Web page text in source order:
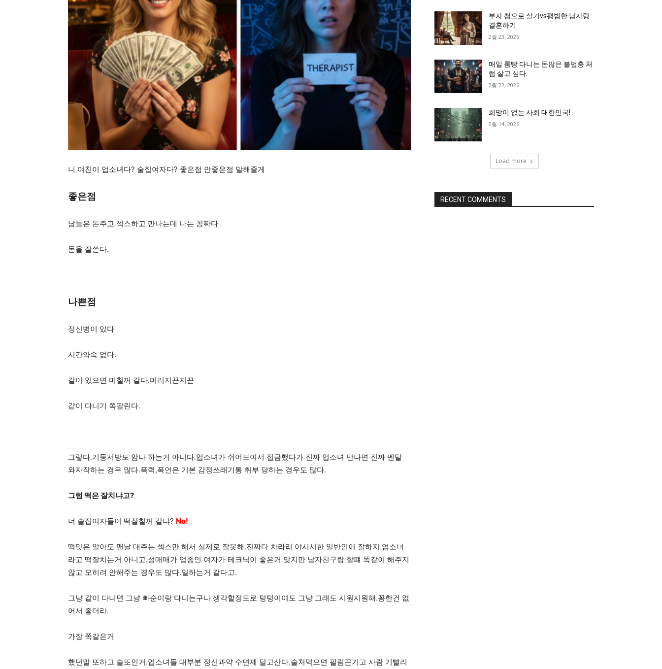
니 여친이 업소녀다? 술집여자다? 좋은점 안좋은점 말해줄게
좋은점
남들은 돈주고 섹스하고 만나는데 나는 꽁짜다
돈을 잘쓴다.
나쁜점
정신병이 있다
시간약속 없다.
같이 있으면 미칠꺼 같다.머리지끈지끈
같이 다니기 쪽팔린다.
그렇다.기둥서방도 암나 하는거 아니다.업소녀가 쉬어보여서 접금했다가 진짜 업소녀 만나면 진짜 멘탈
와자작하는 경우 많다.폭력,폭언은 기본 감정쓰래기통 취부 당하는 경우도 많다.
그럼 떡은 잘치냐고?
너 술집여자들이 떡잘칠꺼 같냐? No!
떡맛은 알아도 맨날 대주는 섹스만 해서 실제로 잘못해.진짜다 차라리 야시시한 일반인이 잘하지 업소녀
라고 떡잘치는거 아니고.성매매가 업종인 여자가 테크닉이 좋은거 맞지만 남자친구랑 할떄 똑같이 해주지
않고 오히려 안해주는 경우도 많다.일하는거 같다고.
그냥 같이 다니면 그냥 빠순이랑 다니는구나 생각할정도로 텅텅이여도 그냥 그래도 시원시원해.꽁한건 없
어서 좋더라.
가장 쪽같은거
했던말 또하고 술또인거.업소녀들 대부분 정신과약 수면제 달고산다.술처먹으면 필림끈기고 사람 기빨리
부자 첩으로 살기vs평범한 남자랑
결혼하기
2월 23, 2026
매일 룸빵 다니는 돈많은 불법충 처
럼 살고 싶다.
2월 22, 2026
희망이 없는 사회 대한민국!
2월 14, 2026
Load more
RECENT COMMENTS